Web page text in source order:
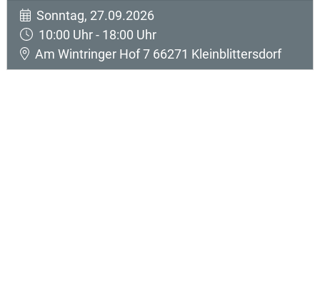
Sonntag, 27.09.2026
10:00 Uhr - 18:00 Uhr
Am Wintringer Hof 7 66271 Kleinblittersdorf